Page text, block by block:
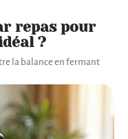
repas pour
?
la balance en fermant